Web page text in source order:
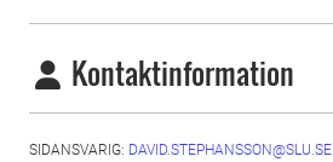
Kontaktinformation
SIDANSVARIG: DAVID.STEPHANSSON@SLU.SE